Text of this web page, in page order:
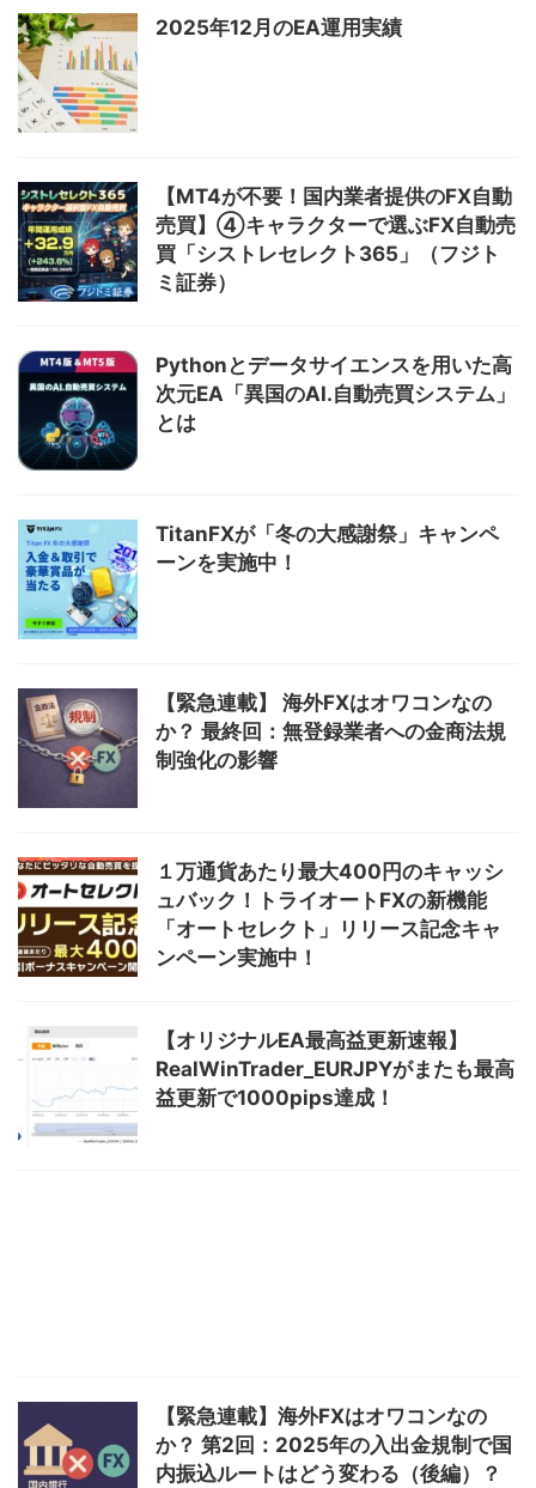
2025年12月のEA運用実績
【MT4が不要！国内業者提供のFX自動
売買】④キャラクターで選ぶFX自動売
買「シストレセレクト365」（フジト
ミ証券）
Pythonとデータサイエンスを用いた高
次元EA「異国のAI.自動売買システム」
とは
TitanFXが「冬の大感謝祭」キャンペ
ーンを実施中！
【緊急連載】 海外FXはオワコンなの
か？ 最終回：無登録業者への金商法規
制強化の影響
１万通貨あたり最大400円のキャッシ
ュバック！トライオートFXの新機能
「オートセレクト」リリース記念キャ
ンペーン実施中！
【オリジナルEA最高益更新速報】
RealWinTrader_EURJPYがまたも最高
益更新で1000pips達成！
【緊急連載】海外FXはオワコンなの
か？ 第2回：2025年の入出金規制で国
内振込ルートはどう変わる（後編）？